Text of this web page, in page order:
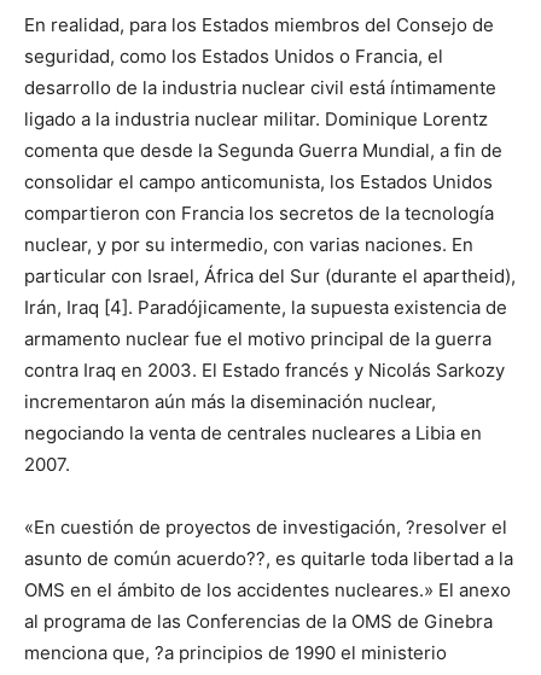
En realidad, para los Estados miembros del Consejo de
seguridad, como los Estados Unidos o Francia, el
desarrollo de la industria nuclear civil está íntimamente
ligado a la industria nuclear militar. Dominique Lorentz
comenta que desde la Segunda Guerra Mundial, a fin de
consolidar el campo anticomunista, los Estados Unidos
compartieron con Francia los secretos de la tecnología
nuclear, y por su intermedio, con varias naciones. En
particular con Israel, África del Sur (durante el apartheid),
Irán, Iraq [4]. Paradójicamente, la supuesta existencia de
armamento nuclear fue el motivo principal de la guerra
contra Iraq en 2003. El Estado francés y Nicolás Sarkozy
incrementaron aún más la diseminación nuclear,
negociando la venta de centrales nucleares a Libia en
2007.
«En cuestión de proyectos de investigación, ?resolver el
asunto de común acuerdo??, es quitarle toda libertad a la
OMS en el ámbito de los accidentes nucleares.» El anexo
al programa de las Conferencias de la OMS de Ginebra
menciona que, ?a principios de 1990 el ministerio